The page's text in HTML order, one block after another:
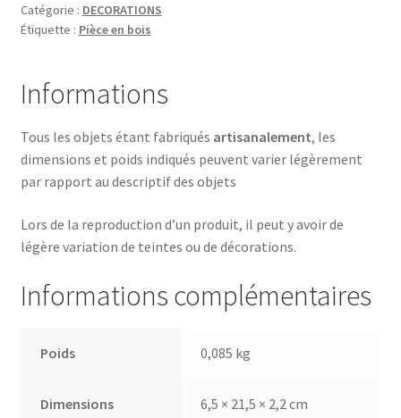
Catégorie : DECORATIONS
Étiquette : Pièce en bois
Informations
Tous les objets étant fabriqués artisanalement, les
dimensions et poids indiqués peuvent varier légèrement
par rapport au descriptif des objets
Lors de la reproduction d’un produit, il peut y avoir de
légère variation de teintes ou de décorations.
Informations complémentaires
Poids 0,085 kg
Dimensions 6,5 × 21,5 × 2,2 cm